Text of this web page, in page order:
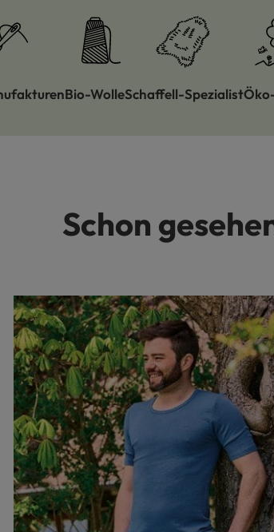
Bio-WolleSchaffell-Spezialist
Schon